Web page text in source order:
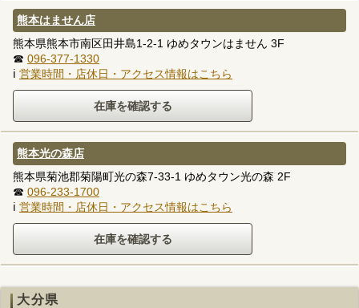
熊本はません店
熊本県熊本市南区田井島1-2-1 ゆめタウンはません 3F
☎ 096-377-1330
ℹ 営業時間・店休日・アクセス情報はこちら
熊本光の森店
熊本県菊池郡菊陽町光の森7-33-1 ゆめタウン光の森 2F
☎ 096-233-1700
ℹ 営業時間・店休日・アクセス情報はこちら
大分県